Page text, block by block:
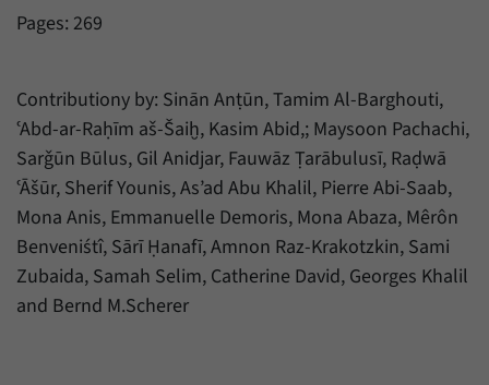
Pages: 269
Contributiony by: Sinān Anṭūn, Tamim Al-Barghouti,
ʿAbd-ar-Raḥīm aš-Šaiḫ, Kasim Abid,; Maysoon Pachachi,
Sarǧūn Būlus, Gil Anidjar, Fauwāz Ṭarābulusī, Raḍwā
ʿĀšūr, Sherif Younis, As’ad Abu Khalil, Pierre Abi-Saab,
Mona Anis, Emmanuelle Demoris, Mona Abaza, Mêrôn
Benveniśtî, Sārī Ḥanafī, Amnon Raz-Krakotzkin, Sami
Zubaida, Samah Selim, Catherine David, Georges Khalil
and Bernd M.Scherer